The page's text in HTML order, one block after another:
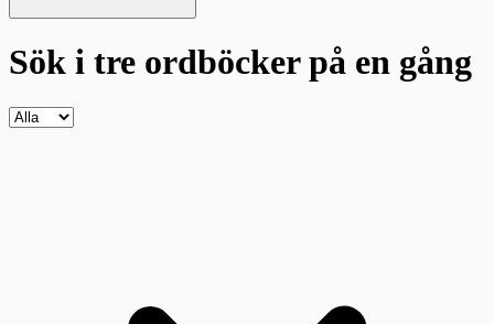
Sök i tre ordböckerpå en gång